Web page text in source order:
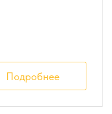
Подробнее